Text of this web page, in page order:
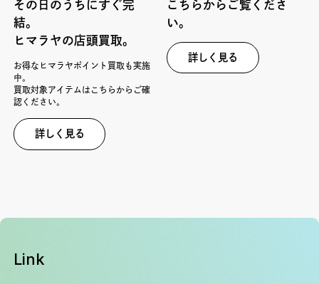
その日のうちにすぐ完
結。
ヒマラヤの店頭買取。
お得なヒマラヤポイント買取も実施
中。
買取対象アイテムはこちらからご確
認ください。
詳しく見る
こちらからご覧くださ
い。
詳しく見る
Link